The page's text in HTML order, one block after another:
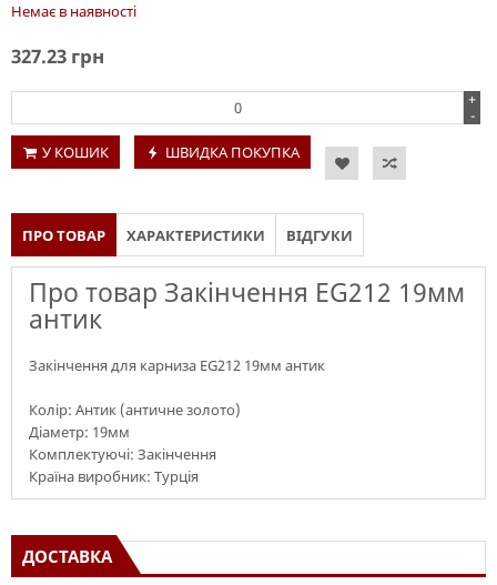
Немає в наявності
327.23 грн
+
-
У КОШИК
ШВИДКА ПОКУПКА
ПРО ТОВАР ХАРАКТЕРИСТИКИ ВІДГУКИ
Про товар Закінчення EG212 19мм
антик
Закінчення для карниза EG212 19мм антик
Колір: Антик (античне золото)
Діаметр: 19мм
Комплектуючі: Закінчення
Країна виробник: Турція
ДОСТАВКА